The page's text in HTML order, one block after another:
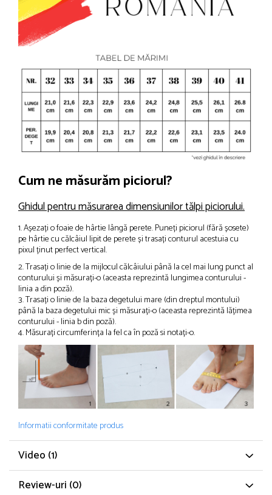
Cum ne măsurăm piciorul?
Ghidul pentru măsurarea dimensiunilor tălpi piciorului.
1. Așezați o foaie de hârtie lângă perete. Puneți piciorul (fără șosete)
pe hârtie cu călcâiul lipit de perete și trasați conturul acestuia cu
pixul ținut perfect vertical.
2. Trasați o linie de la mijlocul călcâiului până la cel mai lung punct al
conturului și măsurați-o (aceasta reprezintă lungimea conturului -
linia a din poză).
3. Trasați o linie de la baza degetului mare (din dreptul montului)
până la baza degetului mic și măsurați-o (aceasta reprezintă lățimea
conturului - linia b din poză).
4. Măsurați circumferința la fel ca în poză si notați-o.
Informatii conformitate produs
Video (1)
Review-uri (0)